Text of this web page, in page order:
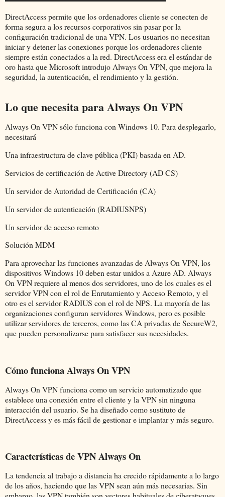
DirectAccess permite que los ordenadores cliente se conecten de
forma segura a los recursos corporativos sin pasar por la
configuración tradicional de una VPN. Los usuarios no necesitan
iniciar y detener las conexiones porque los ordenadores cliente
siempre están conectados a la red. DirectAccess era el estándar de
oro hasta que Microsoft introdujo Always On VPN, que mejora la
seguridad, la autenticación, el rendimiento y la gestión.
Lo que necesita para Always On VPN
Always On VPN sólo funciona con Windows 10. Para desplegarlo,
necesitará
Una infraestructura de clave pública (PKI) basada en AD.
Servicios de certificación de Active Directory (AD CS)
Un servidor de Autoridad de Certificación (CA)
Un servidor de autenticación (RADIUSNPS)
Un servidor de acceso remoto
Solución MDM
Para aprovechar las funciones avanzadas de Always On VPN, los
dispositivos Windows 10 deben estar unidos a Azure AD. Always
On VPN requiere al menos dos servidores, uno de los cuales es el
servidor VPN con el rol de Enrutamiento y Acceso Remoto, y el
otro es el servidor RADIUS con el rol de NPS. La mayoría de las
organizaciones configuran servidores Windows, pero es posible
utilizar servidores de terceros, como las CA privadas de SecureW2,
que pueden personalizarse para satisfacer sus necesidades.
Cómo funciona Always On VPN
Always On VPN funciona como un servicio automatizado que
establece una conexión entre el cliente y la VPN sin ninguna
interacción del usuario. Se ha diseñado como sustituto de
DirectAccess y es más fácil de gestionar e implantar y más seguro.
Características de VPN Always On
La tendencia al trabajo a distancia ha crecido rápidamente a lo largo
de los años, haciendo que las VPN sean aún más necesarias. Sin